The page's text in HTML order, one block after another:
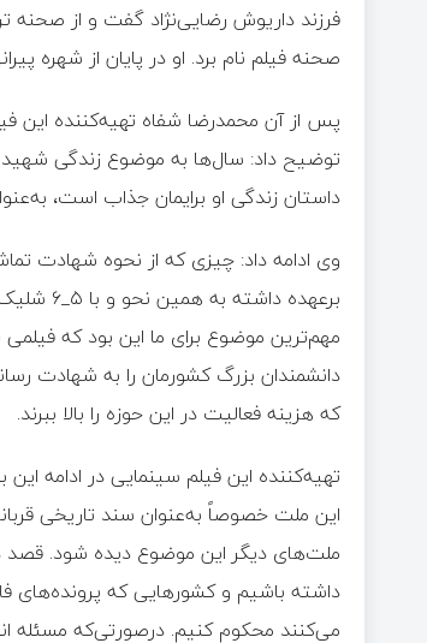
فرزند داریوش رضایی‌نژاد گفت و از
صحنه فیلم نام برد. او در پایان از شهره
پس از آن محمدرضا شفاه تهیه‌کننده این
توضیح داد: سال‌ها به موضوع زندگی شهید
داستان زندگی او برایمان جذاب است،
مهم‌ترین موضوع برای ما این بود که
دانشمندان بزرگ کشورمان را به شهادت
که هزینه فعالیت در این حوزه را بالا ببرند.
تهیه‌کننده این فیلم سینمایی در ادامه
این ملت خصوصاً به‌عنوان سند تاریخی
ملت‌های دیگر این موضوع دیده شود. قصد
داشته باشیم و کشورهایی که پرونده‌های
می‌کنند محکوم کنیم. درصورتی‌که مسئله